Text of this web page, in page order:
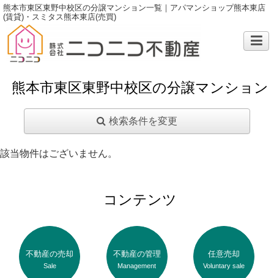
熊本市東区東野中校区の分譲マンション一覧｜アパマンショップ熊本東店
(賃貸)・スミタス熊本東店(売買)
熊本市東区東野中校区の分譲マンション
検索条件を変更
該当物件はございません。
コンテンツ
不動産の売却
Sale
不動産の管理
Management
任意売却
Voluntary sale